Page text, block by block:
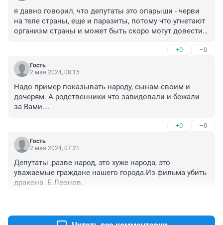
я давно говорил, что депутаты это опарыши - черви
на теле страны, еще и паразиты, потому что угнетают
организм страны и может быть скоро могут довести
+0 –0
Гость
2 мая 2024, 08:15
Надо пример показывать народу, сынам своим и
дочерям. А родственники что завидовали и бежали
за Вами.
Всегда. Вам никто не мешает, вся жизнь в переди.
+0 –0
Гость
2 мая 2024, 07:21
Депутаты ,разве народ, это хуже народа, это
уважаемые граждане нашего города.Из фильма убить
дракона .Е.Леонов.